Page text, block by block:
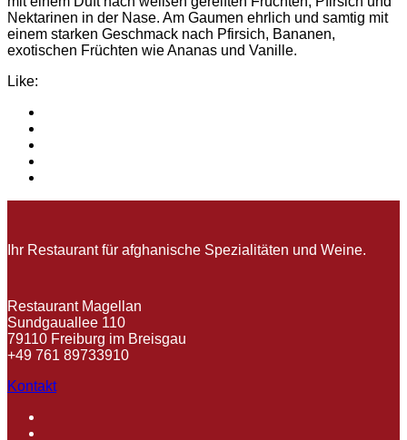
Nektarinen in der Nase. Am Gaumen ehrlich und samtig mit
einem starken Geschmack nach Pfirsich, Bananen,
exotischen Früchten wie Ananas und Vanille.
Like:
Ihr Restaurant für afghanische Spezialitäten und Weine.
Restaurant Magellan
Sundgauallee 110
79110 Freiburg im Breisgau
+49 761 89733910
Kontakt